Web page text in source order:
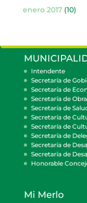
enero 2017(10)
Intendente
Secretaría de
Secretaría de
Secretaría de
Secretaría de
Secretaría de
Secretaría de
Secretaría de
Secretaría de
Secretaría de
Honorable
Mi Merlo